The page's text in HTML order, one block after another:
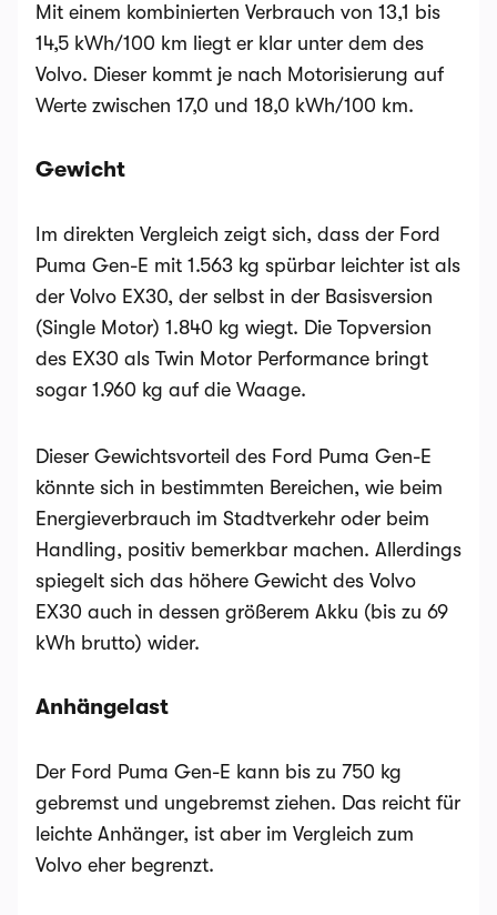
Mit einem kombinierten Verbrauch von 13,1 bis
14,5 kWh/100 km liegt er klar unter dem des
Volvo. Dieser kommt je nach Motorisierung auf
Werte zwischen 17,0 und 18,0 kWh/100 km.
Gewicht
Im direkten Vergleich zeigt sich, dass der Ford
Puma Gen-E mit 1.563 kg spürbar leichter ist als
der Volvo EX30, der selbst in der Basisversion
(Single Motor) 1.840 kg wiegt. Die Topversion
des EX30 als Twin Motor Performance bringt
sogar 1.960 kg auf die Waage.
Dieser Gewichtsvorteil des Ford Puma Gen-E
könnte sich in bestimmten Bereichen, wie beim
Energieverbrauch im Stadtverkehr oder beim
Handling, positiv bemerkbar machen. Allerdings
spiegelt sich das höhere Gewicht des Volvo
EX30 auch in dessen größerem Akku (bis zu 69
kWh brutto) wider.
Anhängelast
Der Ford Puma Gen-E kann bis zu 750 kg
gebremst und ungebremst ziehen. Das reicht für
leichte Anhänger, ist aber im Vergleich zum
Volvo eher begrenzt.